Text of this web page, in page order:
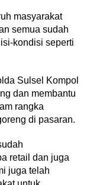
masyarakat
semua sudah
kondisi seperti
Sulsel Kompol
dan membantu
rangka
di pasaran.
retail dan juga
juga telah